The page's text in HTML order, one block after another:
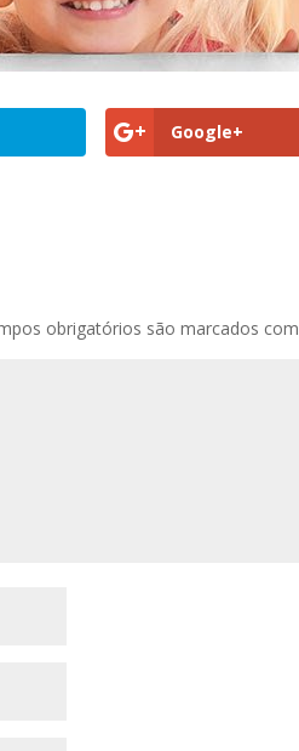
Google+
obrigatórios são marcados com